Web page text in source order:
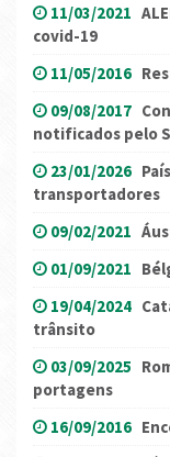
11/03/2021
covid-19
11/05/2016
09/08/2017
notificados pelo
23/01/2026
transportadores
09/02/2021
01/09/2021
19/04/2024
trânsito
03/09/2025
portagens
16/09/2016